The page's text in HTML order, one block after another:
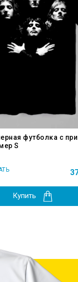
футболка с
S
Купить